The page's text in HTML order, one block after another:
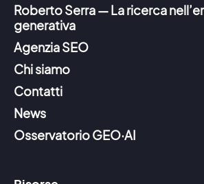
Roberto Serra — La ricerca
generativa
Agenzia SEO
Chi siamo
Contatti
News
Osservatorio GEO·AI